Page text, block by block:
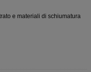
e materiali di schiumatura